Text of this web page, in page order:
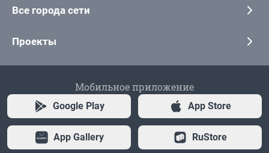
Все города сети
Проекты
Мобильное приложение
Google Play App Store
App Gallery RuStore